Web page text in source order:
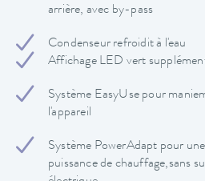
arrière, avec by-pass
Condenseur refroidit à l'eau
Affichage LED vert
Système EasyUse pour
l'appareil
Système PowerAdapt pour
puissance de chauffage,sans